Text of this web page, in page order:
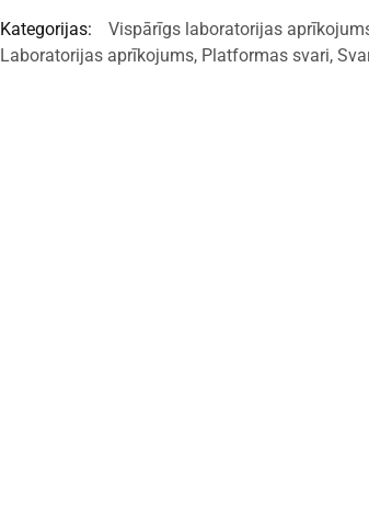
Kategorijas: Vispārīgs laboratorijas
Laboratorijas aprīkojums, Platformas svari,